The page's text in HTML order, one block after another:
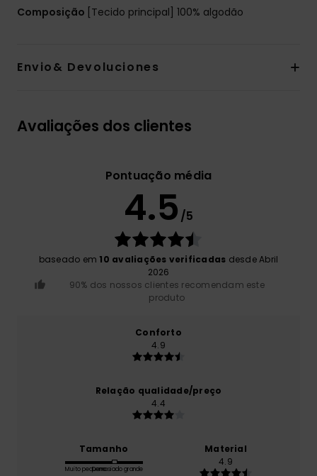
Composição [Tecido principal] 100% algodão
Envio& Devoluciones
Avaliações dos clientes
Pontuação média
4.5 /5
baseado em 10 avaliações verificadas desde Abril
2026
90% dos nossos clientes recomendam este
produto
Conforto
4.9
Relação qualidade/preço
4.4
Tamanho
Muito pequenoDemasiado grande
Material
4.9